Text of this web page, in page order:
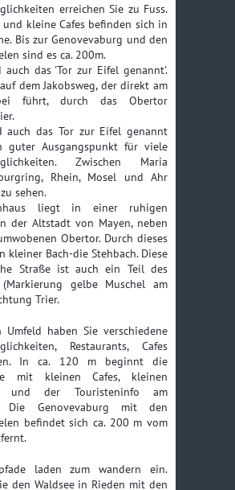
erreichen Sie zu Fuss.
und kleine Cafes befinden sich in
Bis zur Genovevaburg und den
sind es ca. 200m.
auch das 'Tor zur Eifel genannt'.
dem Jakobsweg, der direkt am
führt, durch das Obertor
auch das Tor zur Eifel genannt
guter Ausgangspunkt für viele
Zwischen Maria
Rhein, Mosel und Ahr
sehen.
liegt in einer ruhigen
der Altstadt von Mayen, neben
Obertor. Durch dieses
kleiner Bach-die Stehbach. Diese
Straße ist auch ein Teil des
(Markierung gelbe Muschel am
Trier.
Umfeld haben Sie verschiedene
Restaurants, Cafes
In ca. 120 m beginnt die
mit kleinen Cafes, kleinen
und der Touristeninfo am
Die Genovevaburg mit den
befindet sich ca. 200 m vom
laden zum wandern ein.
den Waldsee in Rieden mit den